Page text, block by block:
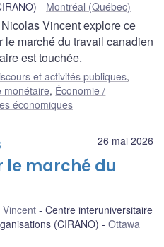
Montréal (Québec)
Vincent explore ce
le marché du travail canadien
est touchée.
et activités publiques,
monétaire, Économie /
économiques
26 mai 2026
le marché du
Vincent
Centre interuniversitaire
(CIRANO)
Ottawa